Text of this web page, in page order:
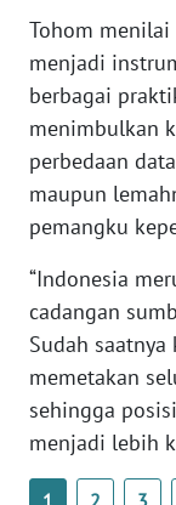
tersebar di
Tohom menilai
menjadi
berbagai
menimbulkan
perbedaan
pemangku
“Indonesia
cadangan
Sudah
memetakan
WN
NTT
WN
KEPRI
PAPUA
WN
BARAT
WN
RIAU